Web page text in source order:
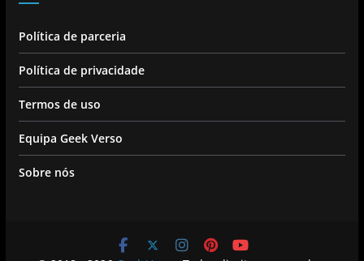
Política de parceria
Política de privacidade
Termos de uso
Equipa Geek Verso
Sobre nós